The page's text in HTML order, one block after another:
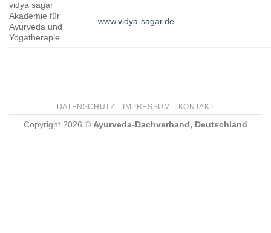
vidya sagar
Akademie für
Ayurveda und
Yogatherapie
www.vidya-sagar.de
DATENSCHUTZ IMPRESSUM KONTAKT
Copyright 2026 © Ayurveda-Dachverband, Deutschland